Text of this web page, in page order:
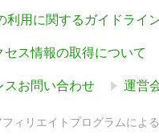
利用に関するガイドライ
セス情報の取得について
スお問い合わせ 運営
ィリエイトプログラムによ